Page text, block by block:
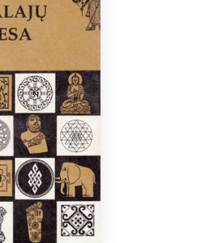
+370 667 80 541
info@elvislab.lt